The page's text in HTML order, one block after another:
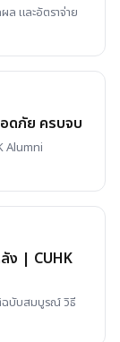
และอัตราจ่าย
ดภัย ครบจบ
Alumni
ง | CUHK
ฉบับสมบูรณ์ วิธี